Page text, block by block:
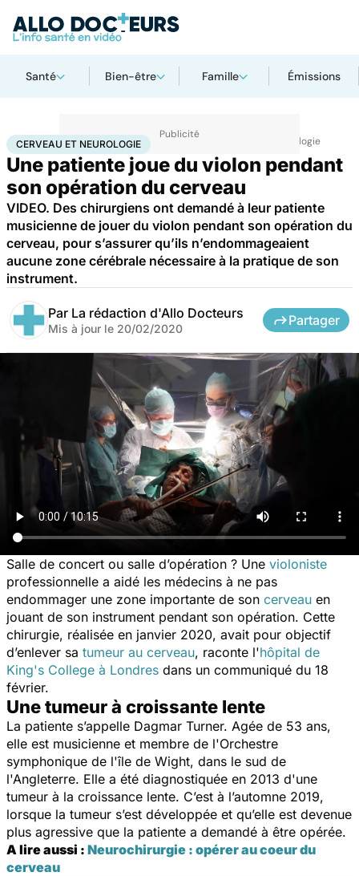
Santé Bien-être Famille Émissions
AccueilSantéMaladiesMaladies neurologiques Cerveau et neurologie
CERVEAU ET NEUROLOGIE
Une patiente joue du violon pendant
son opération du cerveau
VIDEO. Des chirurgiens ont demandé à leur patiente
musicienne de jouer du violon pendant son opération du
cerveau, pour s’assurer qu’ils n’endommageaient
aucune zone cérébrale nécessaire à la pratique de son
instrument.
Par La rédaction d'Allo Docteurs
Mis à jour le 20/02/2020
Partager
Salle de concert ou salle d’opération ? Une violoniste
professionnelle a aidé les médecins à ne pas
endommager une zone importante de son cerveau en
jouant de son instrument pendant son opération. Cette
chirurgie, réalisée en janvier 2020, avait pour objectif
d’enlever sa tumeur au cerveau, raconte l'hôpital de
King's College à Londres dans un communiqué du 18
février.
Une tumeur à croissante lente
La patiente s’appelle Dagmar Turner. Agée de 53 ans,
elle est musicienne et membre de l'Orchestre
symphonique de l'île de Wight, dans le sud de
l'Angleterre. Elle a été diagnostiquée en 2013 d'une
tumeur à la croissance lente. C’est à l’automne 2019,
lorsque la tumeur s’est développée et qu’elle est devenue
plus agressive que la patiente a demandé à être opérée.
A lire aussi : Neurochirurgie : opérer au coeur du
cerveau